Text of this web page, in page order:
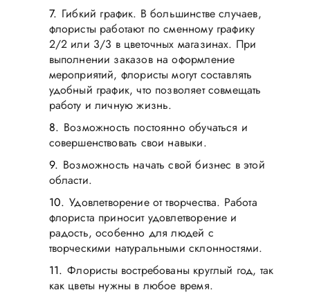
Гибкий график. В большинстве случаев,
флористы работают по сменному графику
2/2 или 3/3 в цветочных магазинах. При
выполнении заказов на оформление
мероприятий, флористы могут составлять
удобный график, что позволяет совмещать
работу и личную жизнь.
Возможность постоянно обучаться и
совершенствовать свои навыки.
Возможность начать свой бизнес в этой
области.
Удовлетворение от творчества. Работа
флориста приносит удовлетворение и
радость, особенно для людей с
творческими натуральными склонностями.
Флористы востребованы круглый год, так
как цветы нужны в любое время.